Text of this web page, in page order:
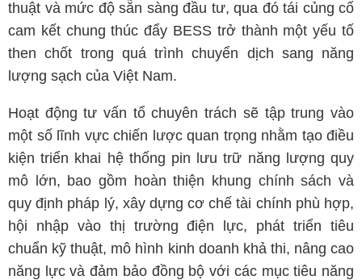
thuật và mức độ sẵn sàng đầu tư, qua đó tái củng cố
cam kết chung thúc đẩy BESS trở thành một yếu tố
then chốt trong quá trình chuyển dịch sang năng
lượng sạch của Việt Nam.
Hoạt động tư vấn tổ chuyên trách sẽ tập trung vào
một số lĩnh vực chiến lược quan trọng nhằm tạo điều
kiện triển khai hệ thống pin lưu trữ năng lượng quy
mô lớn, bao gồm hoàn thiện khung chính sách và
quy định pháp lý, xây dựng cơ chế tài chính phù hợp,
hội nhập vào thị trường điện lực, phát triển tiêu
chuẩn kỹ thuật, mô hình kinh doanh khả thi, nâng cao
năng lực và đảm bảo đồng bộ với các mục tiêu năng